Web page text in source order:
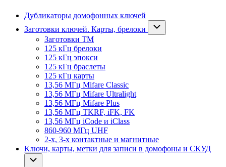
Дубликаторы домофонных ключей
Заготовки ключей. Карты, брелоки
Заготовки ТМ
125 кГц брелоки
125 кГц эпокси
125 кГц браслеты
125 кГц карты
13,56 МГц Mifare Classic
13,56 МГц Mifare Ultralight
13,56 МГц Mifare Plus
13,56 МГц TKRF, iFK, FK
13,56 МГц iCode и iClass
860-960 МГц UHF
2-х, 3-х контактные и магнитные
Ключи, карты, метки для записи в домофоны и СКУД